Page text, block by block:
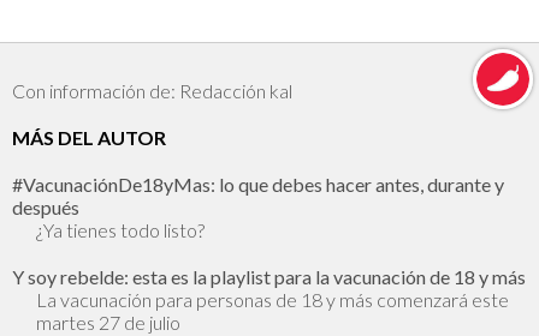
Con información de: Redacción kal
MÁS DEL AUTOR
#VacunaciónDe18yMas: lo que debes hacer antes, durante y
después
¿Ya tienes todo listo?
Y soy rebelde: esta es la playlist para la vacunación de 18 y más
La vacunación para personas de 18 y más comenzará este
martes 27 de julio